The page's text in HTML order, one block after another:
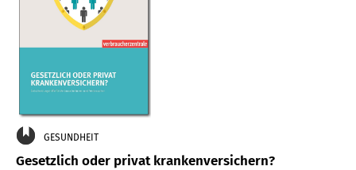
GESUNDHEIT
Gesetzlich oder privat krankenversichern?